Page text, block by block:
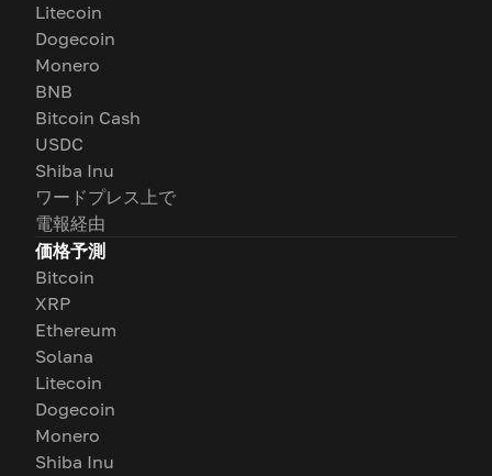
Litecoin
Dogecoin
Monero
BNB
Bitcoin Cash
USDC
Shiba Inu
ワードプレス上で
電報経由
価格予測
Bitcoin
XRP
Ethereum
Solana
Litecoin
Dogecoin
Monero
Shiba Inu